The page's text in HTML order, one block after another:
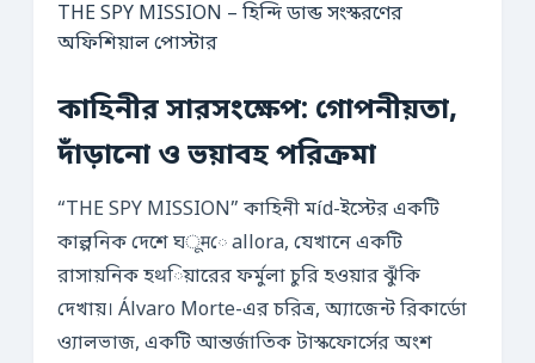
THE SPY MISSION – হিন্দি ডাব্ড সংস্করণের
অফিশিয়াল পোস্টার
কাহিনীর সারসংক্ষেপ: গোপনীয়তা,
দাঁড়ানো ও ভয়াবহ পরিক্রমা
“THE SPY MISSION” কাহিনী মíd-ইস্টের একটি
কাল্পনিক দেশে ঘूमে allora, যেখানে একটি
রাসায়নিক হथিয়ারের ফর্মুলা চুরি হওয়ার ঝুঁকি
দেখায়। Álvaro Morte-এর চরিত্র, অ্যাজেন্ট রিকার্ডো
ও্যালভাজ, একটি আন্তর্জাতিক টাস্কফোর্সের অংশ